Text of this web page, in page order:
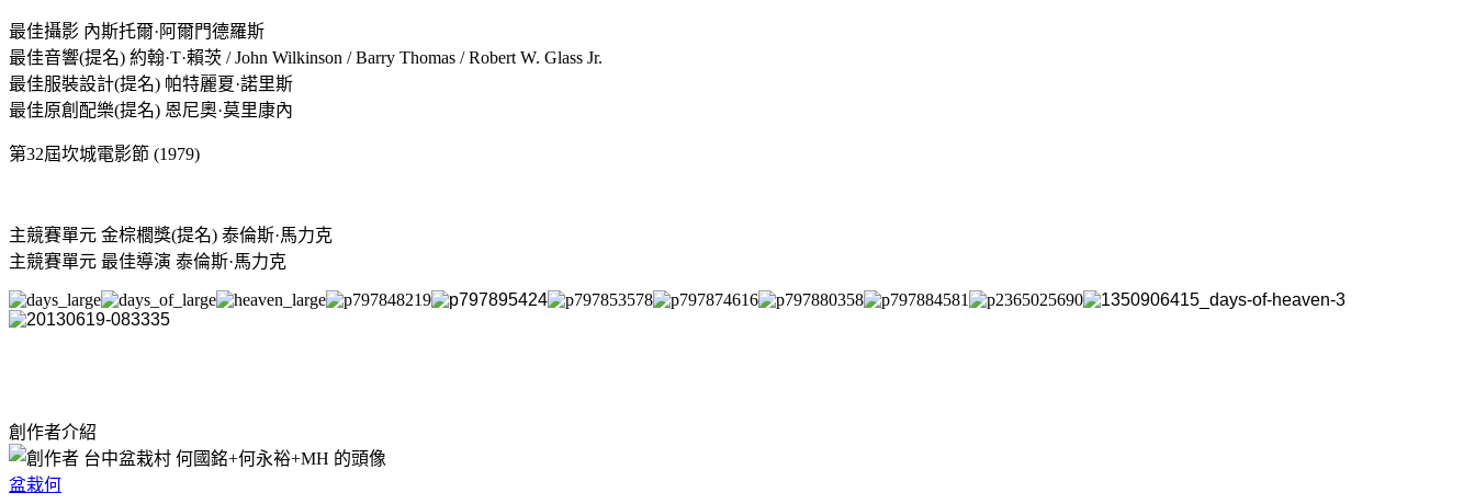
最佳攝影 內斯托爾·阿爾門德羅斯
最佳音響(提名) 約翰·T·賴茨 / John Wilkinson / Barry Thomas / Robert W. Glass Jr.
最佳服裝設計(提名) 帕特麗夏·諾里斯
最佳原創配樂(提名) 恩尼奧·莫里康內
第32屆坎城電影節 (1979)
主競賽單元 金棕櫚獎(提名) 泰倫斯·馬力克
主競賽單元 最佳導演 泰倫斯·馬力克
創作者介紹
盆栽何